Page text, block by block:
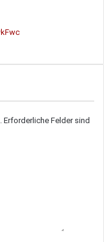
Erforderliche Felder sind